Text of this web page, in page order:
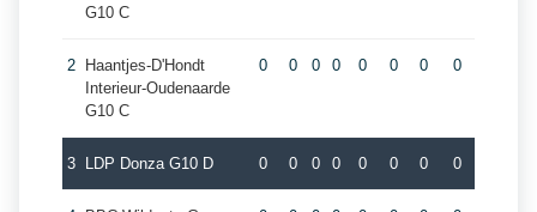
G10 C
2
Haantjes-D'Hondt
Interieur-Oudenaarde
G10 C
0 0 0 0 0 0 0 0
3 LDP Donza G10 D 0 0 0 0 0 0 0 0